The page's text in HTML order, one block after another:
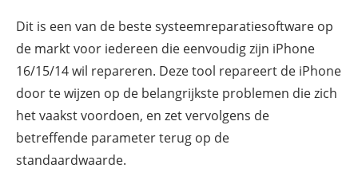
Dit is een van de beste systeemreparatiesoftware op
de markt voor iedereen die eenvoudig zijn iPhone
16/15/14 wil repareren. Deze tool repareert de iPhone
door te wijzen op de belangrijkste problemen die zich
het vaakst voordoen, en zet vervolgens de
betreffende parameter terug op de
standaardwaarde.